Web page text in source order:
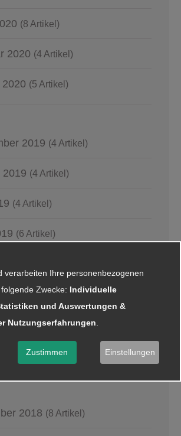
(8 Artikel)
2020 (4 Artikel)
(5 Artikel)
2019 (4 Artikel)
2019 (4 Artikel)
(4 Artikel)
(6 Artikel)
(4 Artikel)
(6 Artikel)
(5 Artikel)
2018 (8 Artikel)
verarbeiten Ihre personenbezogenen
Zwecke: Individuelle
und Auswertungen &
Nutzungserfahrungen
Zustimmen Einstellungen